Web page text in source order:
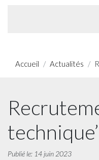
Accueil Actualités
technique’
Publié le: 14 juin 2023